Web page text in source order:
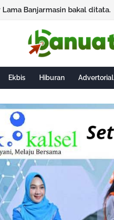
Lama Banjarmasin bakal ditata.
Ekbis Hiburan Advertorial